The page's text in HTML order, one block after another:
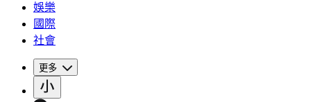
娛樂
國際
社會
更多